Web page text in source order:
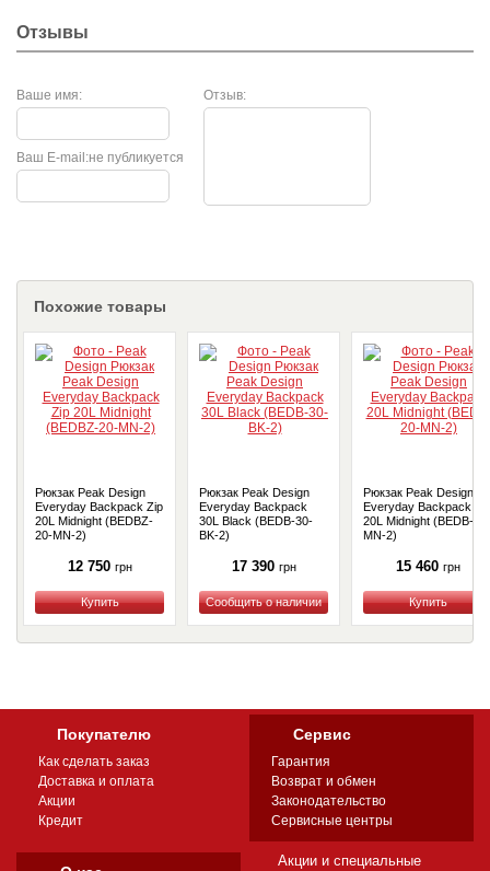
Отзывы
Ваше имя: Отзыв:
не публикуется
Ваш E-mail:
Похожие товары
Рюкзак Peak Design
Everyday Backpack Zip
20L Midnight (BEDBZ-
20-MN-2)
12 750 грн
Купить
Рюкзак Peak Design
Everyday Backpack
30L Black (BEDB-30-
BK-2)
17 390 грн
Купить
Рюкзак Peak Design
Everyday Backpack
20L Midnight (BEDB-20-
MN-2)
15 460 грн
Купить
Покупателю
Как сделать заказ
Доставка и оплата
Акции
Кредит
Сервис
Гарантия
Возврат и обмен
Законодательство
Сервисные центры
Акции и специальные